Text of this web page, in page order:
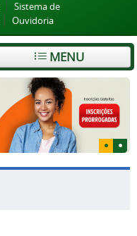
Sistema de
Ouvidoria
MENU